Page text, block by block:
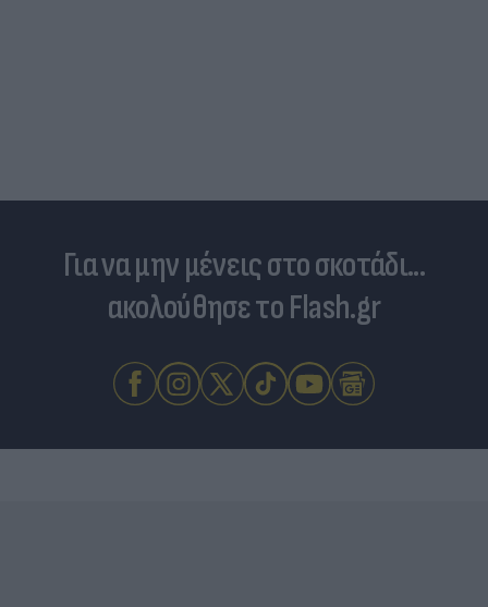
Για να μην μένεις στο σκοτάδι...
ακολούθησε το Flash.gr